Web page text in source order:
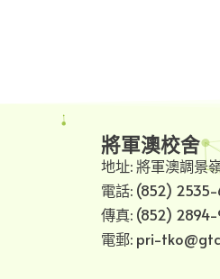
將軍澳校舍
地址: 將軍澳調景
電話: (852)
傳真: (852)
電郵: pri-